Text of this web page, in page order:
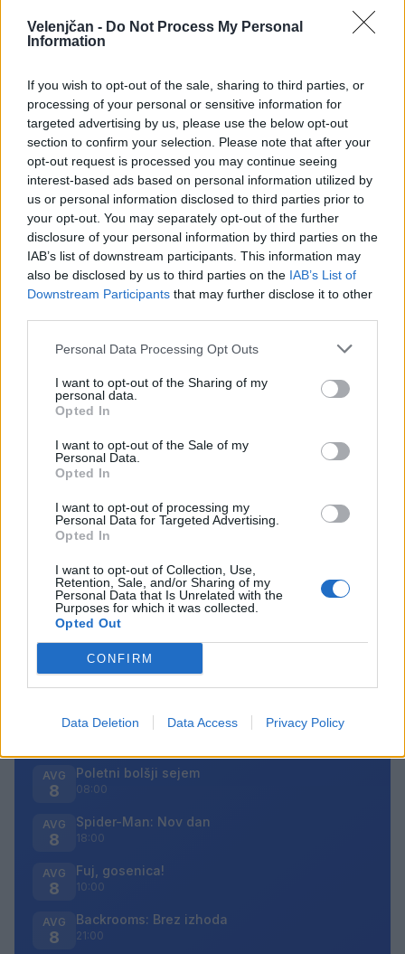
Velenjčan - Do Not Process My Personal
Information
If you wish to opt-out of the sale, sharing to third parties, or
processing of your personal or sensitive information for
targeted advertising by us, please use the below opt-out
section to confirm your selection. Please note that after your
opt-out request is processed you may continue seeing
interest-based ads based on personal information utilized by
us or personal information disclosed to third parties prior to
your opt-out. You may separately opt-out of the further
disclosure of your personal information by third parties on the
IAB’s list of downstream participants. This information may
also be disclosed by us to third parties on the IAB’s List of
Downstream Participants that may further disclose it to other
Personal Data Processing Opt Outs
I want to opt-out of the Sharing of my
personal data.
Opted In
I want to opt-out of the Sale of my
Personal Data.
Opted In
I want to opt-out of processing my
Personal Data for Targeted Advertising.
Opted In
I want to opt-out of Collection, Use,
Retention, Sale, and/or Sharing of my
Personal Data that Is Unrelated with the
Purposes for which it was collected.
Opted Out
CONFIRM
Data Deletion Data Access Privacy Policy
Več iz kategorije Obvestila
V torek in sredo bo na Cesti talcev in
Partizanski cesti 12a prekinjena
dobava toplotne energije
6. avgust 2026
Pitna voda je dragocen vir –
uporabljajmo jo preudarno
5. avgust 2026
Jutri in v četrtek bo na Cesti talcev in
3. avgust 2026
Opozorilo:
Po 297. členu Kazenskega zakonika je
posameznik kazensko odgovoren za javno spodbujanje
sovraštva, nasilja ali nestrpnosti. Komentarji z žaljivimi,
rasističnimi, diskriminatornimi ali nezakonitimi vsebinami
bodo odstranjeni. Pravila komentiranja →
AVG
8
Poletni bolšji sejem
08:00
AVG
8
Spider-Man: Nov dan
18:00
AVG
8
Fuj, gosenica!
10:00
AVG
8
Backrooms: Brez izhoda
21:00